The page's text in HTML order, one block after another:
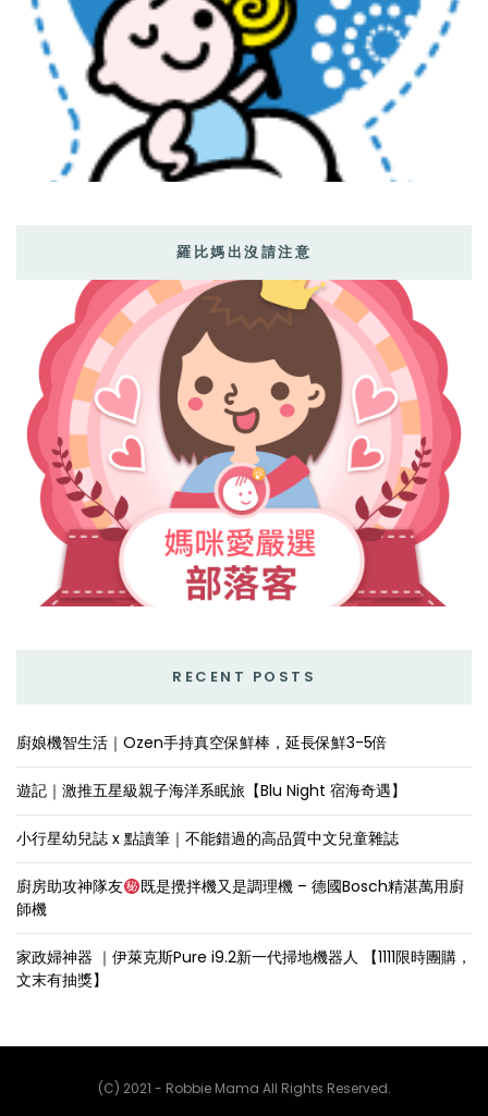
羅比媽出沒請注意
RECENT POSTS
廚娘機智生活｜Ozen手持真空保鮮棒，延長保鮮3-5倍
遊記｜激推五星級親子海洋系眠旅【Blu Night 宿海奇遇】
小行星幼兒誌 x 點讀筆｜不能錯過的高品質中文兒童雜誌
廚房助攻神隊友
既是攪拌機又是調理機 – 德國Bosch精湛萬用廚
師機
家政婦神器 ｜伊萊克斯Pure i9.2新一代掃地機器人 【1111限時團購，
文末有抽獎】
(C) 2021 - Robbie Mama All Rights Reserved.